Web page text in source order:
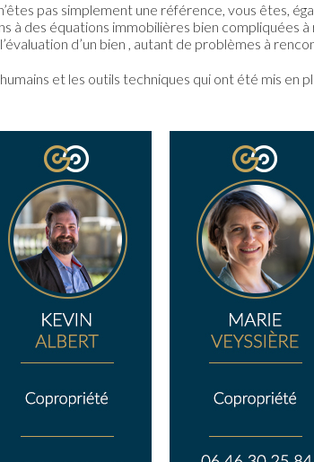
pas simplement une référence, vous êtes,
à des équations immobilières bien compliquées
d’un bien , autant de problèmes à
et les outils techniques qui ont été mis en